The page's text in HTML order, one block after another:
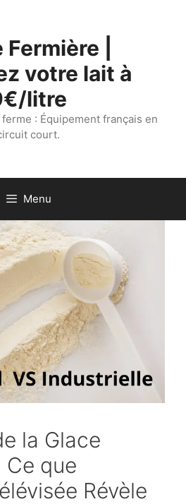
|
votre lait à
litre
: Équipement français en
court.
Menu
la Glace
Ce que
Révèle